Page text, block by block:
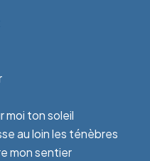
moi ton soleil
au loin les ténèbres
mon sentier